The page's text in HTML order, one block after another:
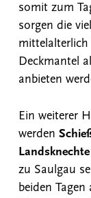
somit zum
sorgen die
Deckmantel
anbieten
Ein weiterer
werden
Landsknechte
zu Saulgau
beiden